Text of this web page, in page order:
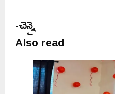
-చెన్నై
Also read